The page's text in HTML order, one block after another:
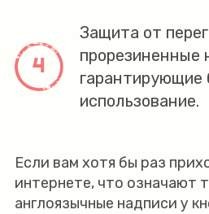
Защита от
прорезиненные
гарантирующие
использование.
Если вам хотя бы раз
интернете, что означают
англоязычные надписи у